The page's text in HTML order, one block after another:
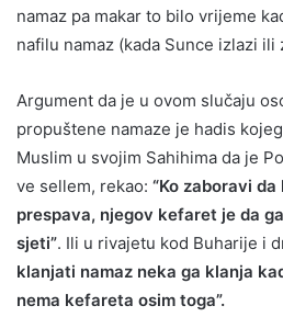
namaz pa makar to bilo vrijeme
nafilu namaz (kada Sunce izlazi
Argument da je u ovom slučaju
propuštene namaze je hadis
Muslim u svojim Sahihima da je
ve sellem, rekao: “Ko zaboravi
prespava, njegov kefaret je da
sjeti”. Ili u rivajetu kod Buharije i
klanjati namaz neka ga klanja
nema kefareta osim toga”.